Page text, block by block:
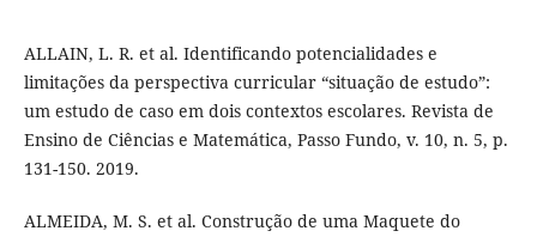
ALLAIN, L. R. et al. Identificando potencialidades e
limitações da perspectiva curricular “situação de estudo”:
um estudo de caso em dois contextos escolares. Revista de
Ensino de Ciências e Matemática, Passo Fundo, v. 10, n. 5, p.
131-150. 2019.
ALMEIDA, M. S. et al. Construção de uma Maquete do